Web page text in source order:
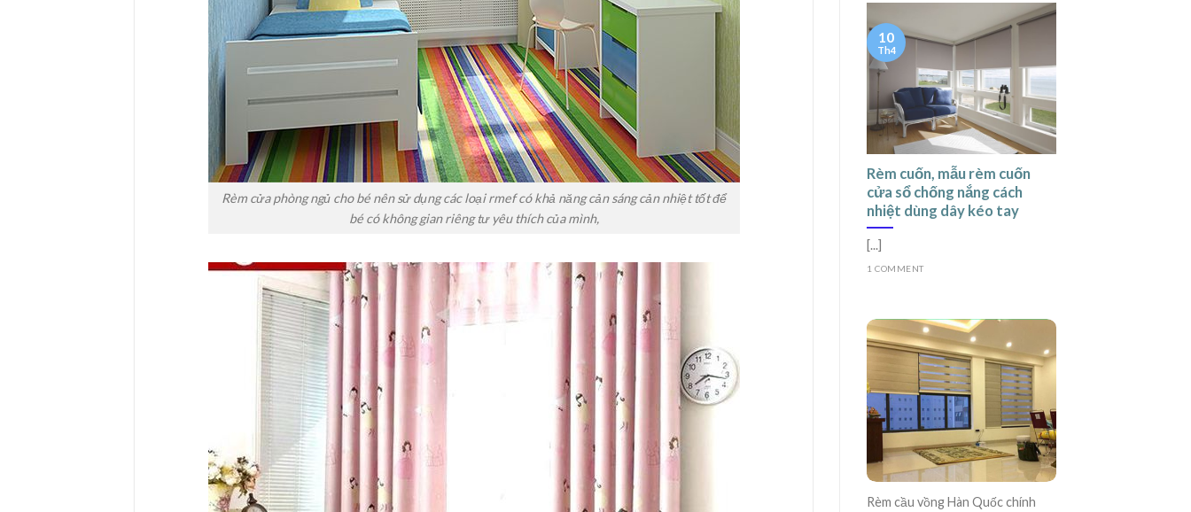
Rèm cửa phòng ngủ cho bé nên sử dụng các loại rmef có khả năng cản sáng cản nhiệt tốt để
bé có không gian riêng tư yêu thích của mình,
Rèm cuốn, mẫu rèm cuốn
cửa sổ chống nắng cách
nhiệt dùng dây kéo tay
[...]
1 COMMENT
10
Th4
Rèm cầu vồng Hàn Quốc chính